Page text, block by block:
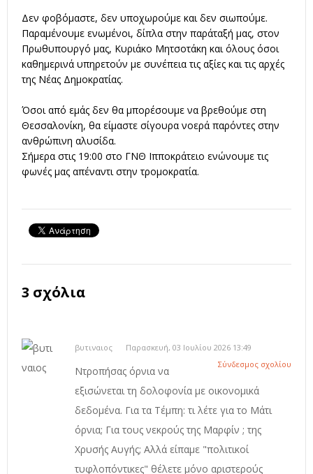
Δεν φοβόμαστε, δεν υποχωρούμε και δεν σιωπούμε.
Παραμένουμε ενωμένοι, δίπλα στην παράταξή μας, στον
Πρωθυπουργό μας, Κυριάκο Μητσοτάκη και όλους όσοι
καθημερινά υπηρετούν με συνέπεια τις αξίες και τις αρχές
της Νέας Δημοκρατίας.
Όσοι από εμάς δεν θα μπορέσουμε να βρεθούμε στη
Θεσσαλονίκη, θα είμαστε σίγουρα νοερά παρόντες στην
ανθρώπινη αλυσίδα.
Σήμερα στις 19:00 στο ΓΝΘ Ιπποκράτειο ενώνουμε τις
φωνές μας απέναντι στην τρομοκρατία.
3 σχόλια
βυτιναιος
Παρασκευή, 03 Ιουλίου 2026 13:49
Σύνδεσμος σχολίου
Ντροπήσας όρνια να
εξισώνεται τη δολοφονία με οικονομικά
δεδομένα. Για τα Τέμπη: τι λέτε για το Μάτι
όρνια; Για τους νεκρούς της Μαρφίν ; της
Χρυσής Αυγής; Αλλά είπαμε "πολιτικοί
τυφλοπόντικες" θέλετε μόνο αριστερούς